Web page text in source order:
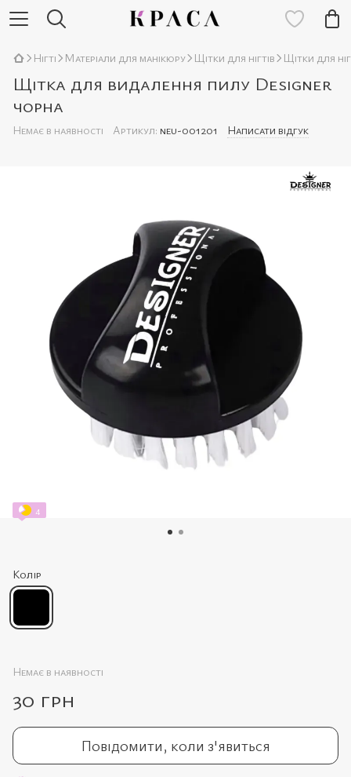
Нігті Матеріали для манікюру Щітки для нігтів Щітки для
Щітка для видалення пилу Designer
чорна
Немає в наявності Артикул: neu-001201 Написати відгук
4
Колір
Немає в наявності
30 грн
Повідомити, коли з'явиться